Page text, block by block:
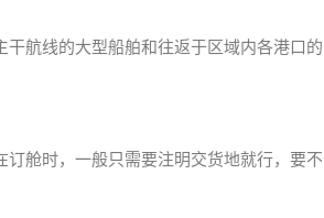
航线的大型船舶和往返于区域内各港口的
舱时，一般只需要注明交货地就行，要不